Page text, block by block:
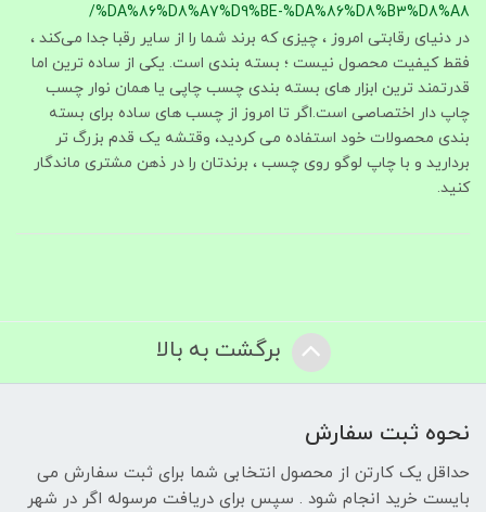
/%DA%86%D8%A7%D9%BE-%DA%86%D8%B3%D8%A8
در دنیای رقابتی امروز ، چیزی که برند شما را از سایر رقبا جدا می‌کند ،
فقط کیفیت محصول نیست ؛ بسته‌ بندی است. یکی از ساده‌ ترین اما
قدرتمند ترین ابزار های بسته‌ بندی چسب چاپی یا همان نوار چسب
چاپ‌ دار اختصاصی است.اگر تا امروز از چسب‌ های ساده برای بسته‌
بندی محصولات خود استفاده می‌ کردید، وقتشه یک قدم بزرگ‌ تر
بردارید و با چاپ لوگو روی چسب ، برندتان را در ذهن مشتری ماندگار
کنید.
برگشت به بالا
نحوه ثبت سفارش
حداقل یک کارتن از محصول انتخابی شما برای ثبت سفارش می
بایست خرید انجام شود . سپس برای دریافت مرسوله اگر در شهر